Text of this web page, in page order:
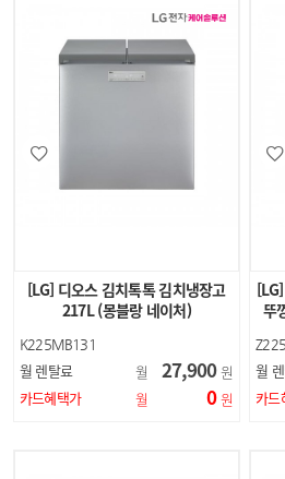
[LG] 디오스 김치톡톡 김치냉장고
217L (몽블랑 네이처)
K225MB131
월 렌탈료 월 27,900 원
카드혜택가
월 0 원
뚜
월
카드